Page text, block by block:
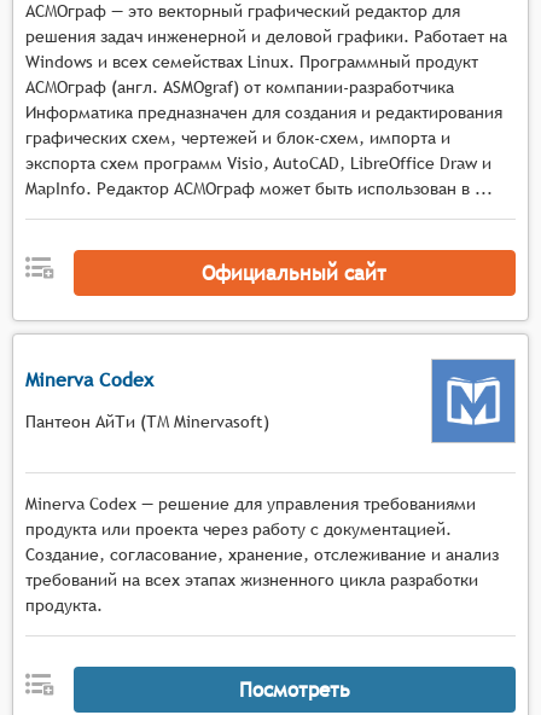
функционирования системы.
Анализ результатов: ПО должно иметь
инструменты для анализа результатов, чтобы
определить эффективность определенных
процессов и взаимосвязей в системе.
Отчётность: система должна обладать
возможностью создания отчётов и дашбордов,
чтобы показывать результаты анализа и
предоставлять информацию для принятия
АСМОграф — это векторный графический редактор для
решения задач инженерной и деловой графики. Работает на
Windows и всех семействах Linux. Программный продукт
АСМОграф (англ. ASMOgraf) от компании-разработчика
Информатика предназначен для создания и редактирования
графических схем, чертежей и блок-схем, импорта и
экспорта схем программ Visio, AutoCAD, LibreOffice Draw и
MapInfo. Редактор АСМОграф может быть использован в ...
Официальный сайт
Minerva Codex
Пантеон АйТи (ТМ Minervasoft)
Minerva Codex — решение для управления требованиями
продукта или проекта через работу с документацией.
Создание, согласование, хранение, отслеживание и анализ
требований на всех этапах жизненного цикла разработки
продукта.
Посмотреть